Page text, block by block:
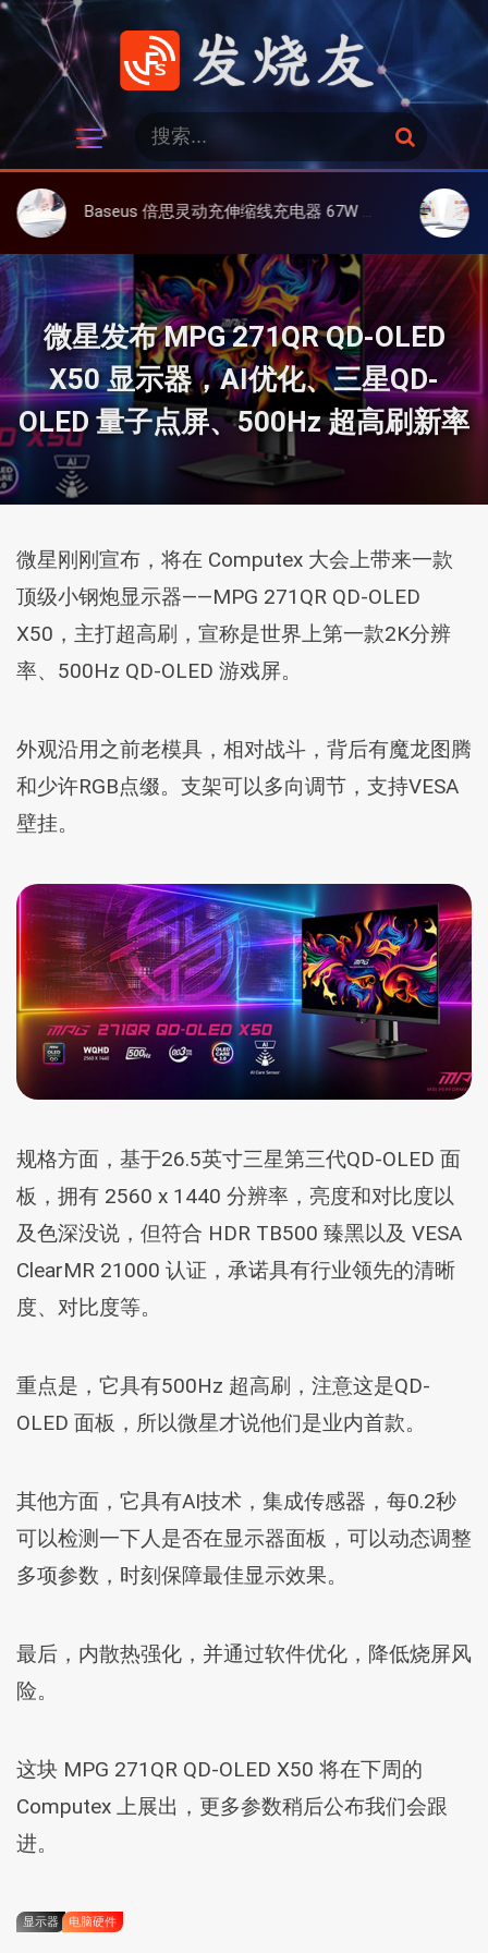
跳
发烧友
：
搜
索
Baseus 倍思灵动充伸缩线充电器 67W 3C，超耐用可伸缩线、氮化镓、3C多设备同时充 大上
微星发布 MPG 271QR QD-OLED
X50 显示器，AI优化、三星QD-
OLED 量子点屏、500Hz 超高刷新率
微星刚刚宣布，将在 Computex 大会上带来一款
顶级小钢炮显示器——MPG 271QR QD-OLED
X50，主打超高刷，宣称是世界上第一款2K分辨
率、500Hz QD-OLED 游戏屏。
外观沿用之前老模具，相对战斗，背后有魔龙图腾
和少许RGB点缀。支架可以多向调节，支持VESA
壁挂。
规格方面，基于26.5英寸三星第三代QD-OLED 面
板，拥有 2560 x 1440 分辨率，亮度和对比度以
及色深没说，但符合 HDR TB500 臻黑以及 VESA
ClearMR 21000 认证，承诺具有行业领先的清晰
度、对比度等。
重点是，它具有500Hz 超高刷，注意这是QD-
OLED 面板，所以微星才说他们是业内首款。
其他方面，它具有AI技术，集成传感器，每0.2秒
可以检测一下人是否在显示器面板，可以动态调整
多项参数，时刻保障最佳显示效果。
最后，内散热强化，并通过软件优化，降低烧屏风
险。
这块 MPG 271QR QD-OLED X50 将在下周的
Computex 上展出，更多参数稍后公布我们会跟
进。
显示器 电脑硬件